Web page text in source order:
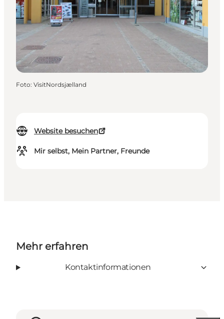
Website besuchen
Mir selbst, Mein Partner, Freunde
Foto: VisitNordsjælland
Mehr erfahren
Kontaktinformationen